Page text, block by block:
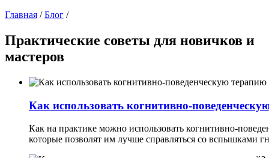
Главная /Блог /
Практические советы для новичков и
мастеров
Как использовать когнитивно-
Как на практике можно использовать когнитивно-
которые позволят им лучше справляться со вспышками